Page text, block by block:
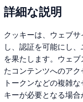
詳細な説明
クッキーは、ウェブ
し、認証を可能にし
を果たします。ウェ
たコンテンツへのア
トークンなどの複雑
キーが必要となる場